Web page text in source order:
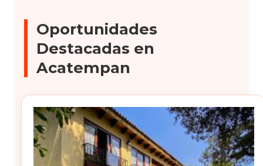
Oportunidades
Destacadas en
Acatempan